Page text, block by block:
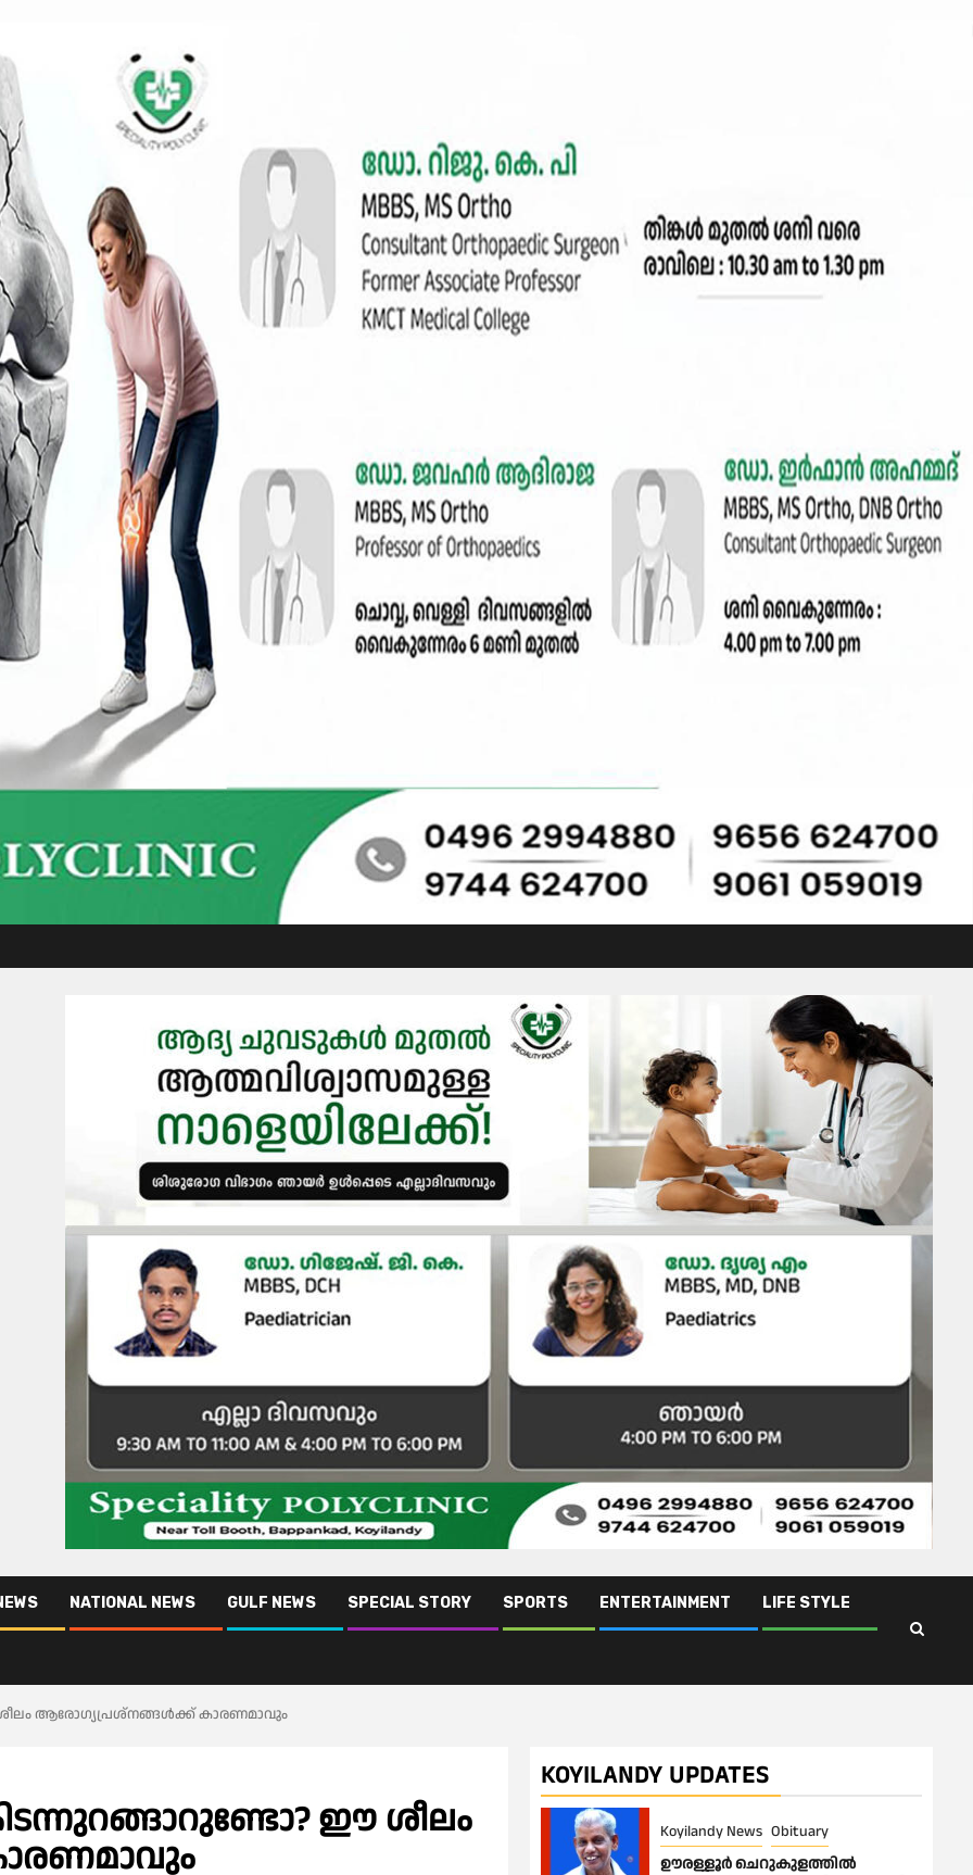
NATIONAL NEWS GULF NEWS SPECIAL STORY SPORTS ENTERTAINMENT LIFE STYLE
ആ​രോ​ഗ്യപ്രശ്നങ്ങൾക്ക് കാരണമാവും
ഈ ശീലം
KOYILANDY UPDATES
Koyilandy News Obituary
ഊരള്ളൂര്‍ ചെറുകുളത്തിൽ